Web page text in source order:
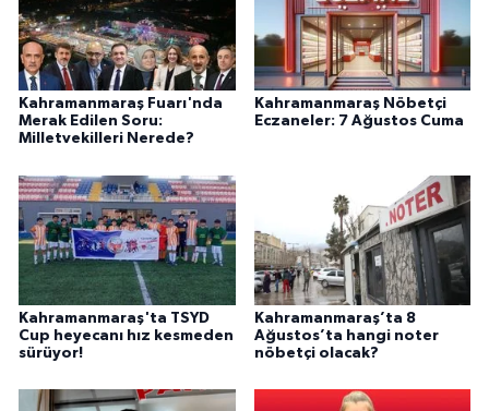
Kahramanmaraş Fuarı'nda
Merak Edilen Soru:
Milletvekilleri Nerede?
Kahramanmaraş Nöbetçi
Eczaneler: 7 Ağustos Cuma
Kahramanmaraş'ta TSYD
Cup heyecanı hız kesmeden
sürüyor!
Kahramanmaraş’ta 8
Ağustos’ta hangi noter
nöbetçi olacak?